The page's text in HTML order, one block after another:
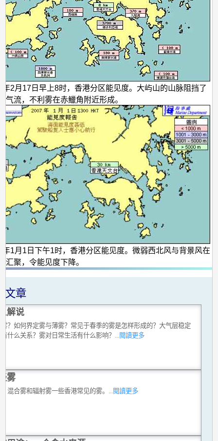
2月17日早上8时，香港分区能见度。大屿山的山脉阻挡了
气流，不利雾在赤鱲角附近形成。
1月1日下午1时，香港分区能见度。微弱西北风与背景风在
汇聚，令能见度下降。
文章
解说
？如何界定雾与薄雾？常见于春季的雾是怎样形成的？大气层稳定
什么关系？雾对日常生活有什么影响？
...閱讀更多
雾
混合雾和辐射雾一些香港常见的雾。 ...閱讀更多